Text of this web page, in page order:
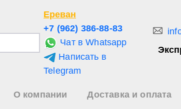
Ереван
+7 (962) 386-88-83
Чат в Whatsapp
Написать в
Telegram
О компании Доставка и оплата